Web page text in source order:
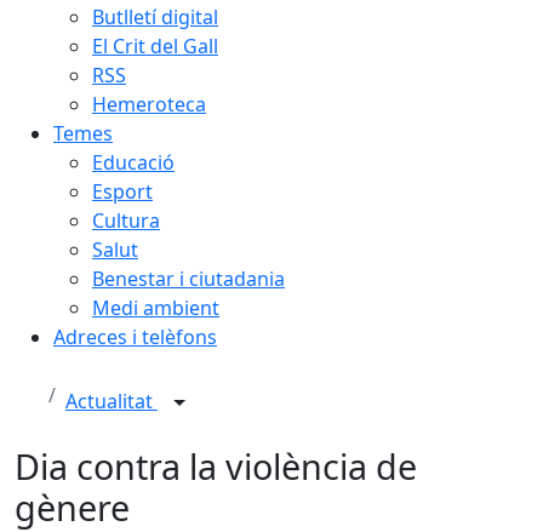
Butlletí digital
El Crit del Gall
RSS
Hemeroteca
Temes
Educació
Esport
Cultura
Salut
Benestar i ciutadania
Medi ambient
Adreces i telèfons
Actualitat
Dia contra la violència de
gènere